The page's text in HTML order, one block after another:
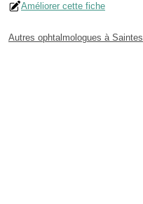
Améliorer cette fiche
Autres ophtalmologues à Saintes